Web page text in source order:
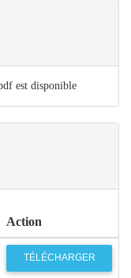
est disponible
Action
TÉLÉCHARGER